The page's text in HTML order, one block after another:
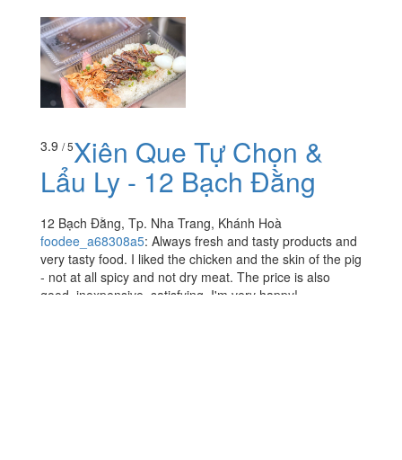
3.9 / 5Xiên Que Tự Chọn &
Lẩu Ly - 12 Bạch Đằng
12 Bạch Đằng, Tp. Nha Trang, Khánh Hoà
foodee_a68308a5: Always fresh and tasty products and
very tasty food. I liked the chicken and the skin of the pig
- not at all spicy and not dry meat. The price is also
good, inexpensive, satisfying. I'm very happy!